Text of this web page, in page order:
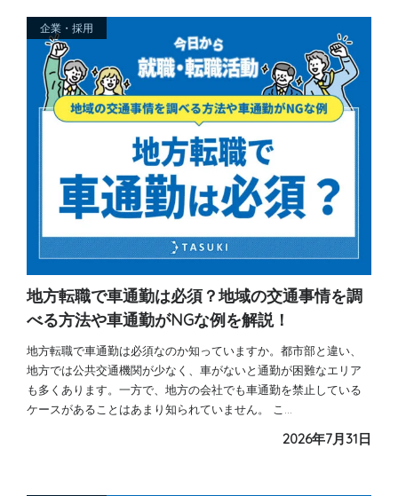
企業・採用
地方転職で車通勤は必須？地域の交通事情を調
べる方法や車通勤がNGな例を解説！
地方転職で車通勤は必須なのか知っていますか。都市部と違い、
地方では公共交通機関が少なく、車がないと通勤が困難なエリア
も多くあります。一方で、地方の会社でも車通勤を禁止している
ケースがあることはあまり知られていません。 こ…
2026年7月31日